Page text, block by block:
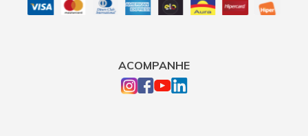
ACOMPANHE